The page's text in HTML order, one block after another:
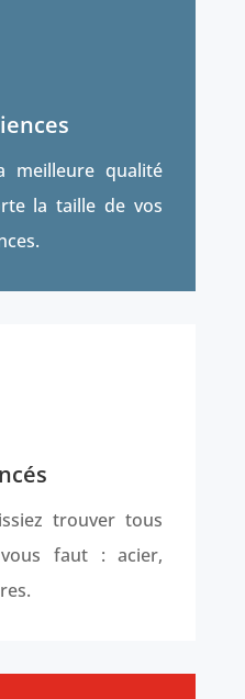
qualité
la taille de vos
trouver tous
faut : acier,